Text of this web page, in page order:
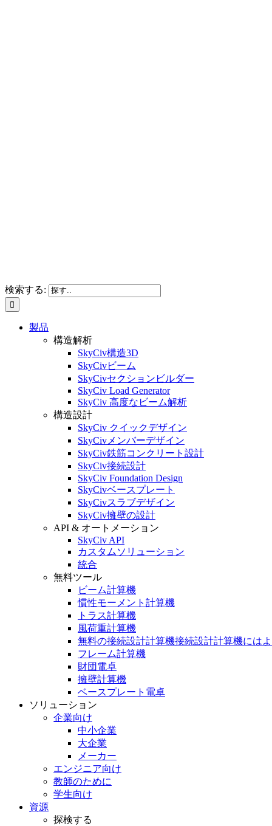
検索する:
製品
構造解析
SkyCiv構造3D
SkyCivビーム
SkyCivセクションビルダー
SkyCiv Load Generator
SkyCiv 高度なビーム解析
構造設計
SkyCiv クイックデザイン
SkyCivメンバーデザイン
SkyCiv鉄筋コンクリート設計
SkyCiv接続設計
SkyCiv Foundation Design
SkyCivベースプレート
SkyCivスラブデザイン
SkyCiv擁壁の設計
API & オートメーション
SkyCiv API
カスタムソリューション
統合
無料ツール
ビーム計算機
慣性モーメント計算機
トラス計算機
風荷重計算機
無料の接続設計計算機接続設計計算機には
フレーム計算機
財団電卓
擁壁計算機
ベースプレート電卓
ソリューション
企業向け
中小企業
大企業
メーカー
エンジニア向け
教師のために
学生向け
資源
探検する